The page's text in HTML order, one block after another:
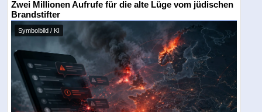
Zwei Millionen Aufrufe für die alte Lüge vom jüdischen
Brandstifter
Symbolbild / KI